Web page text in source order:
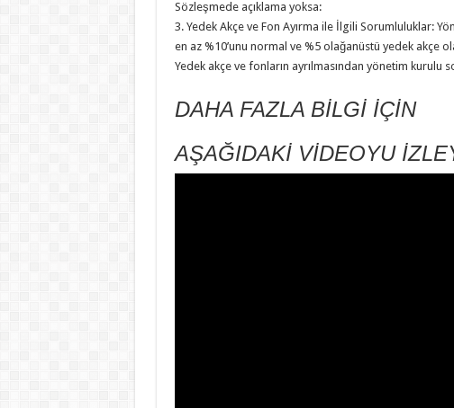
Sözleşmede açıklama yoksa:
3. Yedek Akçe ve Fon Ayırma ile İlgili Sorumluluklar:
en az %10’unu normal ve %5 olağanüstü yedek akçe
Yedek akçe ve fonların ayrılmasından yönetim kurulu
DAHA FAZLA BİLGİ İÇİN
AŞAĞIDAKİ VİDEOYU